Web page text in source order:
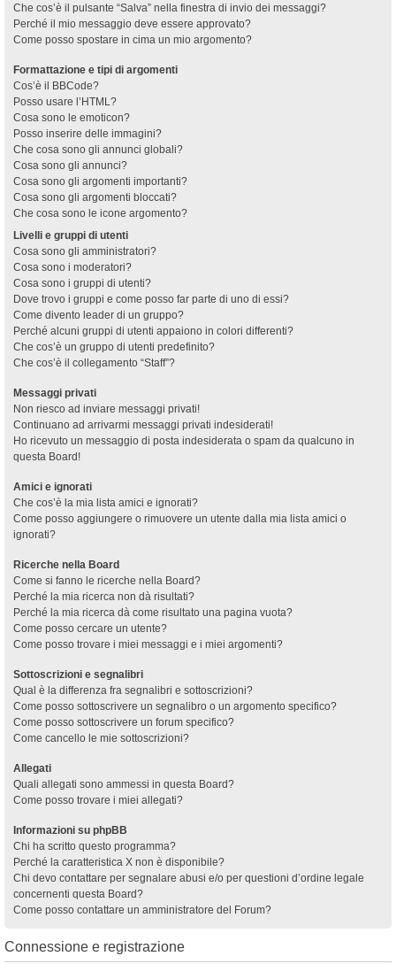
Che cos’è il pulsante “Salva” nella finestra di invio dei messaggi?
Perché il mio messaggio deve essere approvato?
Come posso spostare in cima un mio argomento?
Formattazione e tipi di argomenti
Cos’è il BBCode?
Posso usare l’HTML?
Cosa sono le emoticon?
Posso inserire delle immagini?
Che cosa sono gli annunci globali?
Cosa sono gli annunci?
Cosa sono gli argomenti importanti?
Cosa sono gli argomenti bloccati?
Che cosa sono le icone argomento?
Livelli e gruppi di utenti
Cosa sono gli amministratori?
Cosa sono i moderatori?
Cosa sono i gruppi di utenti?
Dove trovo i gruppi e come posso far parte di uno di essi?
Come divento leader di un gruppo?
Perché alcuni gruppi di utenti appaiono in colori differenti?
Che cos’è un gruppo di utenti predefinito?
Che cos’è il collegamento “Staff”?
Messaggi privati
Non riesco ad inviare messaggi privati!
Continuano ad arrivarmi messaggi privati indesiderati!
Ho ricevuto un messaggio di posta indesiderata o spam da qualcuno in
questa Board!
Amici e ignorati
Che cos’è la mia lista amici e ignorati?
Come posso aggiungere o rimuovere un utente dalla mia lista amici o
ignorati?
Ricerche nella Board
Come si fanno le ricerche nella Board?
Perché la mia ricerca non dà risultati?
Perché la mia ricerca dà come risultato una pagina vuota?
Come posso cercare un utente?
Come posso trovare i miei messaggi e i miei argomenti?
Sottoscrizioni e segnalibri
Qual è la differenza fra segnalibri e sottoscrizioni?
Come posso sottoscrivere un segnalibro o un argomento specifico?
Come posso sottoscrivere un forum specifico?
Come cancello le mie sottoscrizioni?
Allegati
Quali allegati sono ammessi in questa Board?
Come posso trovare i miei allegati?
Informazioni su phpBB
Chi ha scritto questo programma?
Perché la caratteristica X non è disponibile?
Chi devo contattare per segnalare abusi e/o per questioni d’ordine legale
concernenti questa Board?
Come posso contattare un amministratore del Forum?
Connessione e registrazione